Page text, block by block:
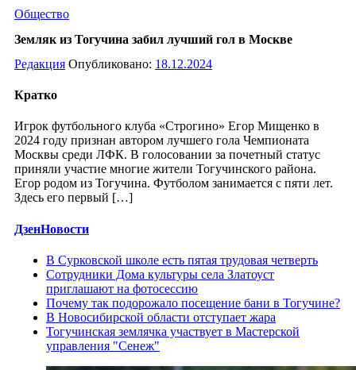
Общество
Земляк из Тогучина забил лучший гол в Москве
Редакция Опубликовано: 18.12.2024
Кратко
Игрок футбольного клуба «Строгино» Егор Мищенко в
2024 году признан автором лучшего гола Чемпионата
Москвы среди ЛФК. В голосовании за почетный статус
приняли участие многие жители Тогучинского района.
Егор родом из Тогучина. Футболом занимается с пяти лет.
Здесь его первый […]
ДзенНовости
В Сурковской школе есть пятая трудовая четверть
Сотрудники Дома культуры села Златоуст
приглашают на фотосессию
Почему так подорожало посещение бани в Тогучине?
В Новосибирской области отступает жара
Тогучинская землячка участвует в Мастерской
управления "Сенеж"